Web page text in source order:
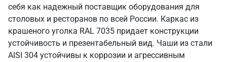
себя как надежный поставщик оборудования для
столовых и ресторанов по всей России. Каркас из
крашеного уголка RAL 7035 придает конструкции
устойчивость и презентабельный вид. Чаши из стали
AISI 304 устойчивы к коррозии и агрессивным